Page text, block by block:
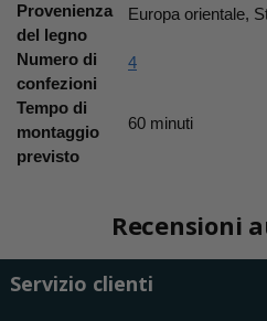
Provenienza
del legno
Europa orientale,
Numero di
confezioni
4
Tempo di
montaggio
previsto
60 minuti
Recensioni
Servizio clienti